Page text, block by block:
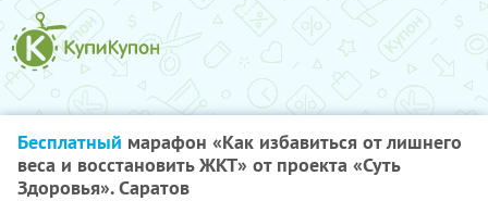
Бесплатный марафон «Как избавиться от лишнего
веса и восстановить ЖКТ» от проекта «Суть
Здоровья». Саратов